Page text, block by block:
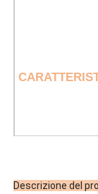
Descrizione del